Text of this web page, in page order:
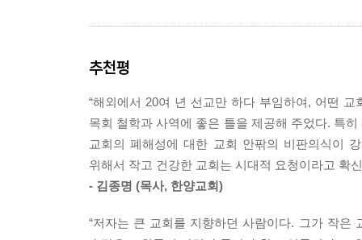
한 교회의 경우에는 규모를 키우라고 말하지 말
위 없이 좋은 일이고, 설령 그렇게 되지 못하더라
장을 문제의 해결책으로 확신하는 경향이 있다.
교회 성장 옹호자들도 대부분 양적 성장이 계획
많다. 그런 사고방식 때문에 교회가 어려워 고민
하며 집으로 돌아간다. 그들은 왜 그런 생각을 버
는 몇 가지 놀라운 성공담에 매료되어 그런 방법
작은 교회에 대한 저자의 솔직한 태도와 뛰어난
성공과 열망의 과정을 겪고 난 후에 이 책을 저술
바란다.
교회에 새로 부임하여, 어떤 교회로 세워 나갈지
목회자와 교인, 그리고 작은 교인 수 때문에 힘들
이제 사역의 길을 막 준비하는 신학생에게 이 책을
추천평
“해외에서 20여 년 선교만 하다 부임하여, 어떤
목회 철학과 사역에 좋은 틀을 제공해 주었다. 특
교회의 폐해성에 대한 교회 안팎의 비판의식이
위해서 작고 건강한 교회는 시대적 요청이라고 확
- 김종명 (목사, 한양교회)
“저자는 큰 교회를 지향하던 사람이다. 그가 작